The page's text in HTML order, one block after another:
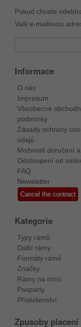
Pokud chcete
Vaši e-mailovou
Informace
O nás
Impresum
Všeobecné
podmínky
Zásady ochrany
údajů
Možnosti doručení
Odstoupení od
FAQ
Newsletter
Cancel the contract
Kategorie
Typy rámů
Další rámy
Formáty rámů
Značky
Rámy na míru
Pasparty
Příslušenství
Zpusoby placení